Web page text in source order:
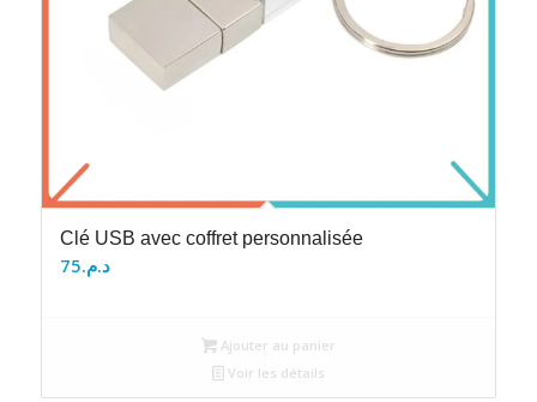
Clé USB avec coffret personnalisée
د.م.75
Ajouter au panier
Voir les détails